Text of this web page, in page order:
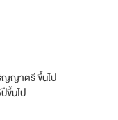
ลและรักษาสุขภาพแบบใกล้ชิดเ
ของผู้มาใช้บริการอย่างครบว
แนะนำแนวคิดใหม่ในการรักษ
องกันและวางแผนการดำเนินชี
พดีอย่างเต็มคุณค่า เพื่อเป็นกา
อาร์ เอส ยู เฮลท์ แคร์... แนว
ญาตรี ขึ้นไป
ขึ้นไป